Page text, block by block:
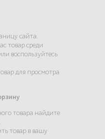
сайта.
товар среди
воспользуйтесь
для просмотра
товара найдите
товар в вашу